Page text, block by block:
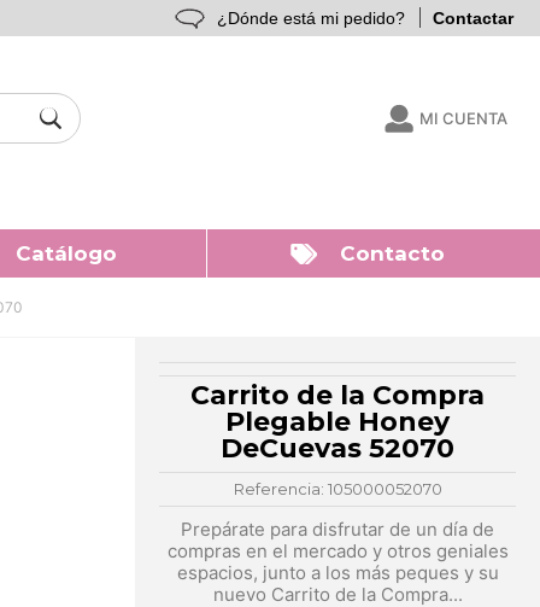
¿Dónde está mi pedido? Contactar
MI CUENTA
Catálogo Contacto
Carrito de la Compra
Plegable Honey
DeCuevas 52070
Referencia: 105000052070
Prepárate para disfrutar de un día de
compras en el mercado y otros geniales
espacios, junto a los más peques y su
nuevo Carrito de la Compra...